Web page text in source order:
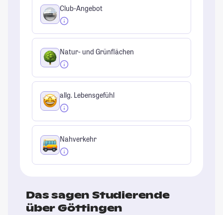
Club-Angebot
Natur- und Grünflächen
allg. Lebensgefühl
Nahverkehr
Das sagen Studierende
über Göttingen